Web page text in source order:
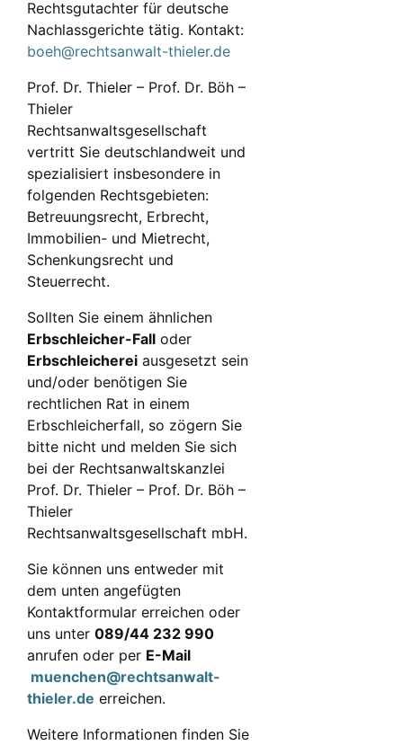
Rechtsgutachter für deutsche
Nachlassgerichte tätig. Kontakt:
boeh@rechtsanwalt-thieler.de
Prof. Dr. Thieler – Prof. Dr. Böh –
Thieler
Rechtsanwaltsgesellschaft
vertritt Sie deutschlandweit und
spezialisiert insbesondere in
folgenden Rechtsgebieten:
Betreuungsrecht, Erbrecht,
Immobilien- und Mietrecht,
Schenkungsrecht und
Steuerrecht.
Sollten Sie einem ähnlichen
Erbschleicher-Fall oder
Erbschleicherei ausgesetzt sein
und/oder benötigen Sie
rechtlichen Rat in einem
Erbschleicherfall, so zögern Sie
bitte nicht und melden Sie sich
bei der Rechtsanwaltskanzlei
Prof. Dr. Thieler – Prof. Dr. Böh –
Thieler
Rechtsanwaltsgesellschaft mbH.
Sie können uns entweder mit
dem unten angefügten
Kontaktformular erreichen oder
uns unter 089/44 232 990
anrufen oder per E-Mail
muenchen@rechtsanwalt-
thieler.de erreichen.
Weitere Informationen finden Sie